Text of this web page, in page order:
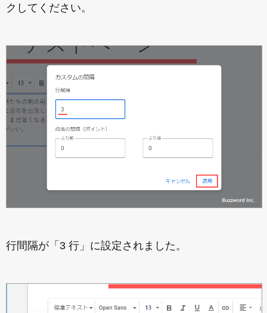
クしてください。
行間隔が「3 行」に設定されました。